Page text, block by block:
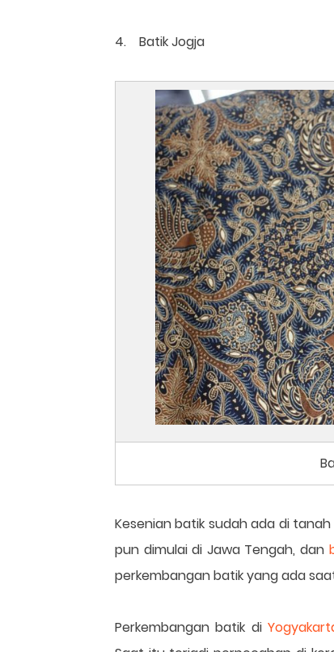
4. Batik Jogja
Kesenian batik sudah ada di
pun dimulai di Jawa Tengah, dan
perkembangan batik yang ada
Perkembangan batik di